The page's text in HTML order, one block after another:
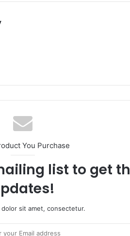
You Purchase
list to get
dolor sit amet, consectetur.